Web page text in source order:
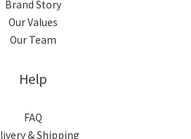
Brand Story
Our Values
Our Team
Help
FAQ
& Shipping